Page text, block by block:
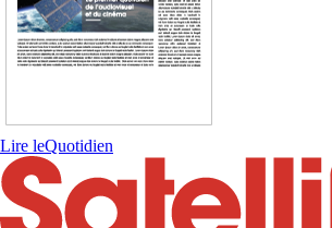
Lire leQuotidien